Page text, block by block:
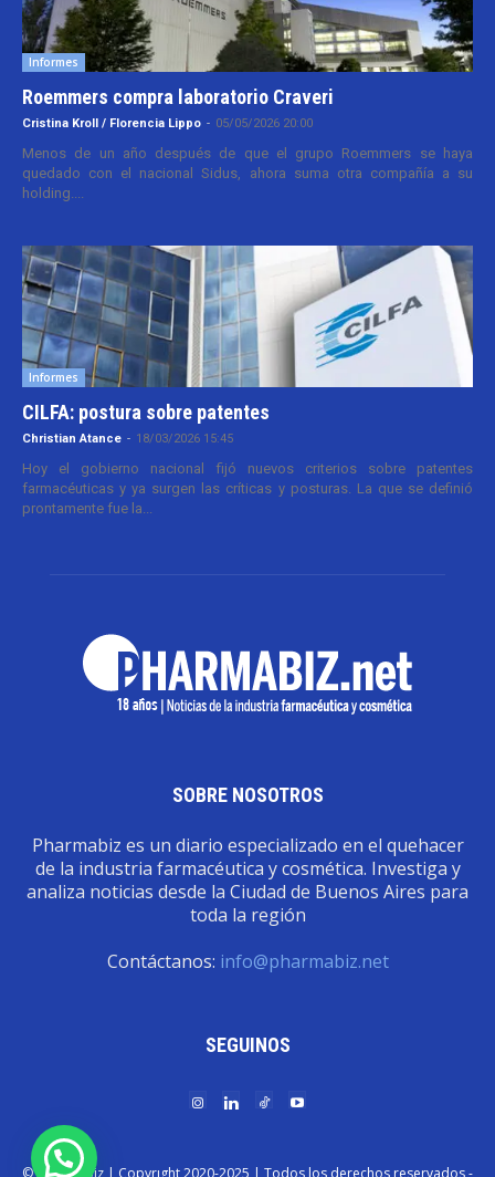
Informes
Roemmers compra laboratorio Craveri
Cristina Kroll / Florencia Lippo - 05/05/2026 20:00
Menos de un año después de que el grupo Roemmers se haya
quedado con el nacional Sidus, ahora suma otra compañía a su
holding....
Informes
CILFA: postura sobre patentes
Christian Atance - 18/03/2026 15:45
Hoy el gobierno nacional fijó nuevos criterios sobre patentes
farmacéuticas y ya surgen las críticas y posturas. La que se definió
prontamente fue la...
SOBRE NOSOTROS
Pharmabiz es un diario especializado en el quehacer
de la industria farmacéutica y cosmética. Investiga y
analiza noticias desde la Ciudad de Buenos Aires para
toda la región
Contáctanos: info@pharmabiz.net
SEGUINOS